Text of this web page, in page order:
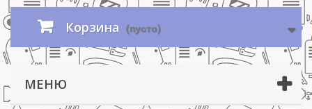
Корзина (пусто)
МЕНЮ